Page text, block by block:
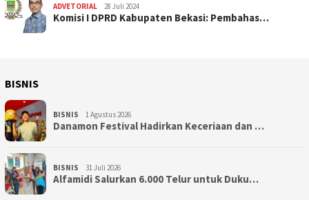
ADVETORIAL 28 Juli 2024
Komisi I DPRD Kabupaten Bekasi: Pembahas…
BISNIS
BISNIS 1 Agustus 2026
Danamon Festival Hadirkan Keceriaan dan …
BISNIS 31 Juli 2026
Alfamidi Salurkan 6.000 Telur untuk Duku…